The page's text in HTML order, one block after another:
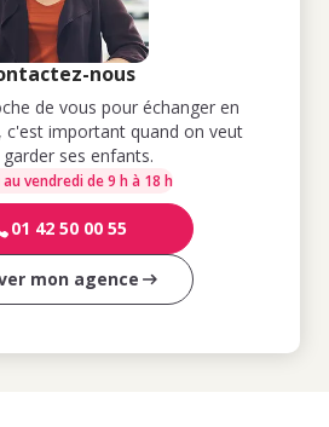
nous
de vous pour échanger en
important quand on veut
ses enfants.
vendredi de 9 h à 18 h
01 42 50 00 55
mon agence